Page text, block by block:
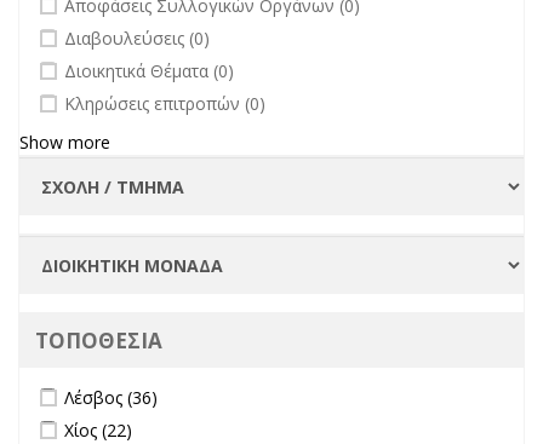
Αποφάσεις Συλλογικών Οργάνων (0)
undefined
Διαβουλεύσεις (0)
undefined
Διοικητικά Θέματα (0)
undefined
Κληρώσεις επιτροπών (0)
Show more
ΤΟΠΟΘΕΣΙΑ
Apply Λέσβος filter
Λέσβος (36)
Apply Χίος filter
Χίος (22)